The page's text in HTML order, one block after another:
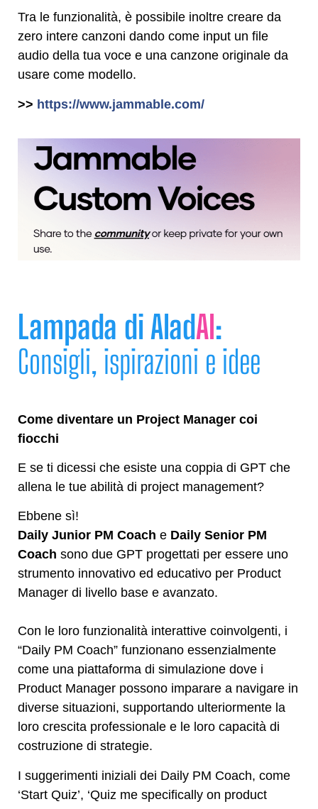
Tra le funzionalità, è possibile inoltre creare da
zero intere canzoni dando come input un file
audio della tua voce e una canzone originale da
usare come modello.
>> https://www.jammable.com/
Lampada di AladAI:
Consigli, ispirazioni e idee
Come diventare un Project Manager coi
fiocchi
E se ti dicessi che esiste una coppia di GPT che
allena le tue abilità di project management?
Ebbene sì!
Daily Junior PM Coach e Daily Senior PM
Coach sono due GPT progettati per essere uno
strumento innovativo ed educativo per Product
Manager di livello base e avanzato.
Con le loro funzionalità interattive coinvolgenti, i
“Daily PM Coach” funzionano essenzialmente
come una piattaforma di simulazione dove i
Product Manager possono imparare a navigare in
diverse situazioni, supportando ulteriormente la
loro crescita professionale e le loro capacità di
costruzione di strategie.
I suggerimenti iniziali dei Daily PM Coach, come
‘Start Quiz’, ‘Quiz me specifically on product